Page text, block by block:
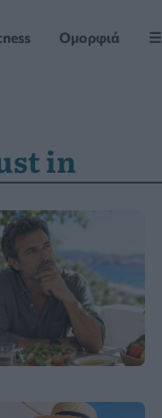
Ομορφιά ☰
in